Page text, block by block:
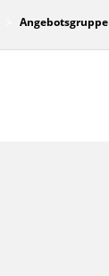
Angebotsgruppe